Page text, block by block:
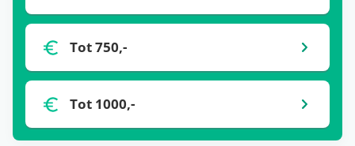
Tot 750,-
Tot 1000,-